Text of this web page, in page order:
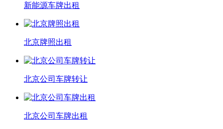
新能源车牌出租
北京牌照出租
北京公司车牌转让
北京公司车牌出租